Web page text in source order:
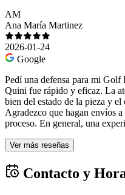
AM
Ana María Martinez
2026-01-24
Google
Pedí una defensa para mi Golf
Quini fue rápido y eficaz. La
bien del estado de la pieza y
Agradezco que hagan envíos
proceso. En general, una
Ver más reseñas
Contacto y